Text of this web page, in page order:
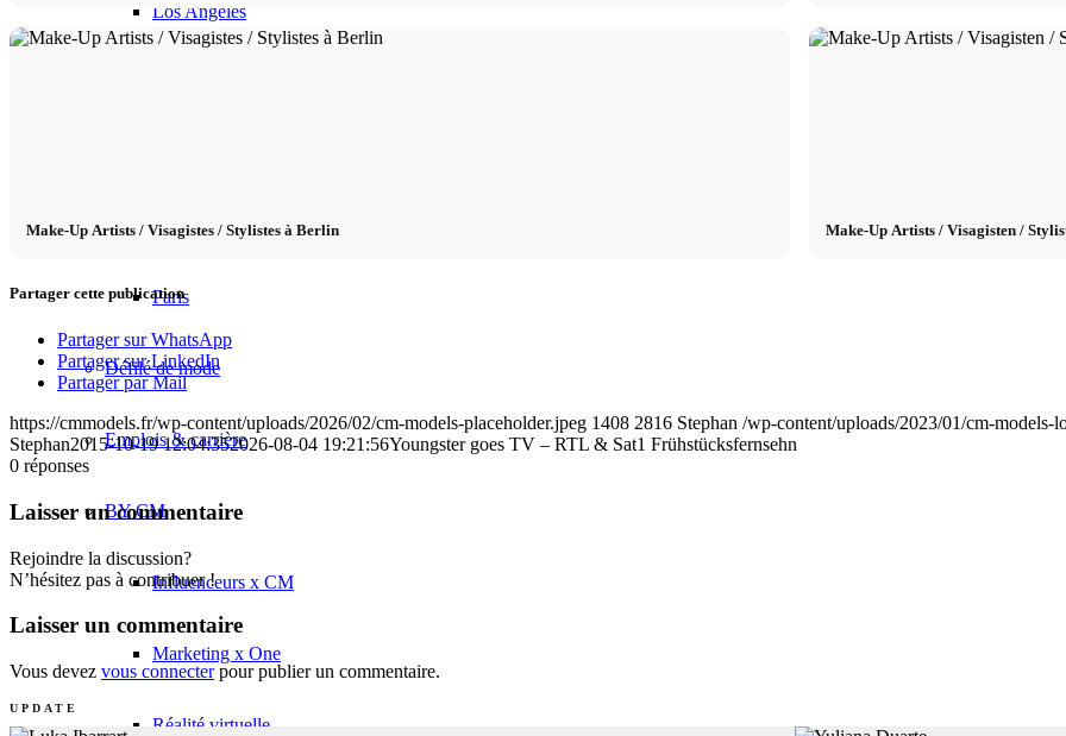
Los Angeles
New York
Paris
Défilé de mode
Emplois & carrière
BY CM
Influenceurs x CM
Marketing x One
Réalité virtuelle
Make-Up Artists / Visagistes / Stylistes à Berlin Make-Up Artists / Visagisten /
Partager cette publication
Partager sur WhatsApp
Partager sur LinkedIn
Partager par Mail
https://cmmodels.fr/wp-content/uploads/2026/02/cm-models-placeholder.jpeg 1408 2816 Stephan /wp-content/uploads/2023/01/cm-models-
Stephan2015-10-19 12:04:352026-08-04 19:21:56Youngster goes TV – RTL & Sat1 Frühstücksfernsehn
0 réponses
Laisser un commentaire
Rejoindre la discussion?
N’hésitez pas à contribuer !
Laisser un commentaire
Vous devez vous connecterpour publier un commentaire.
UPDATE